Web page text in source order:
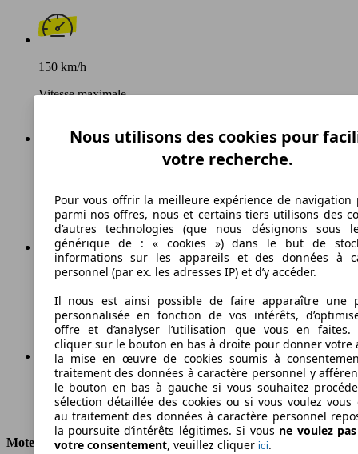
150 km/h
Vitesse maximale
130 g/km
Émissions de CO2 (combinées)*
Ø 5.5 l/100km
Consommation
Moteur et Puissance
Nous utilisons des cookies pour
votre recherche.
Pour vous offrir la meilleure expérience de navigation
parmi nos offres, nous et certains tiers utilisons des
d’autres technologies (que nous désignons sous
générique de : « cookies ») dans le but de
informations sur les appareils et des données à
personnel (par ex. les adresses IP) et d’y accéder.
Il nous est ainsi possible de faire apparaître une
personnalisée en fonction de vos intérêts,
offre et d’analyser l’utilisation que vous en faites.
cliquer sur le bouton en bas à droite pour donner votre
la mise en œuvre de cookies soumis à
traitement des données à caractère personnel y
le bouton en bas à gauche si vous souhaitez
sélection détaillée des cookies ou si vous voulez vous
au traitement des données à caractère personnel
la poursuite d’intérêts légitimes. Si vous ne voulez
votre consentement, veuillez cliquer ici.